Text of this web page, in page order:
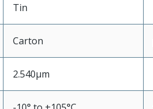
Tin
Carton
2.540µm